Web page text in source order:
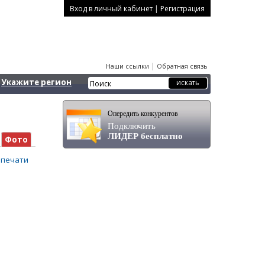
Вход в личный кабинет | Регистрация
Наши ссылки | Обратная связь
Укажите регион
Фото
Опередить конкурентов
Подключить
ЛИДЕР бесплатно